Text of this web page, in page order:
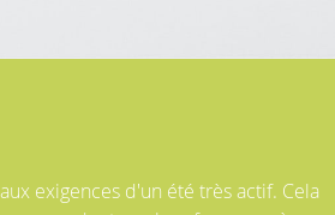
exigences d'un été très actif. Cela